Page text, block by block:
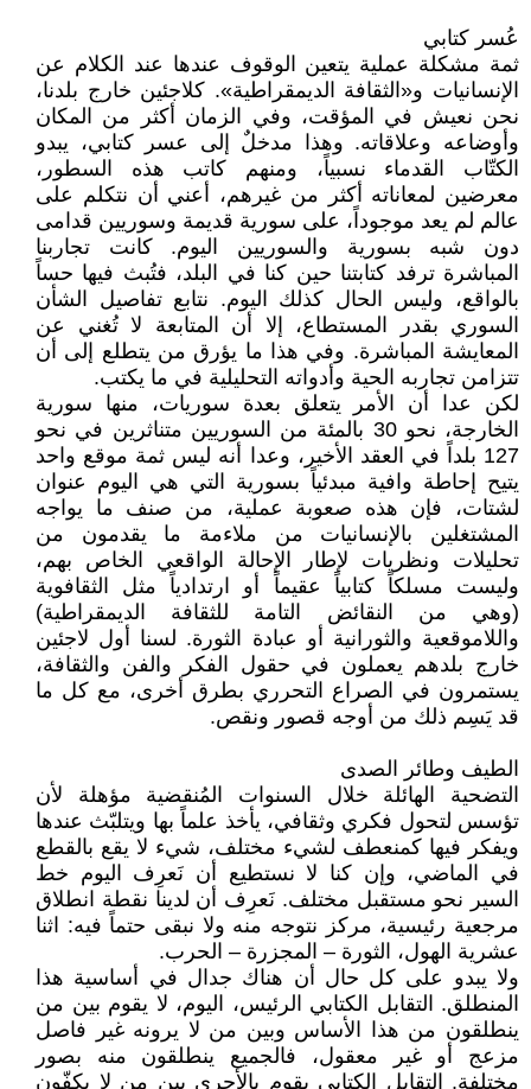
عُسر كتابي
ثمة مشكلة عملية يتعين الوقوف عندها عند الكلام عن
الإنسانيات و«الثقافة الديمقراطية». كلاجئين خارج بلدنا،
نحن نعيش في المؤقت، وفي الزمان أكثر من المكان
وأوضاعه وعلاقاته. وهذا مدخلٌ إلى عسر كتابي، يبدو
الكتّاب القدماء نسبياً، ومنهم كاتب هذه السطور،
معرضين لمعاناته أكثر من غيرهم، أعني أن نتكلم على
عالم لم يعد موجوداً، على سورية قديمة وسوريين قدامى
دون شبه بسورية والسوريين اليوم. كانت تجاربنا
المباشرة ترفد كتابتنا حين كنا في البلد، فتُبث فيها حساً
بالواقع، وليس الحال كذلك اليوم. نتابع تفاصيل الشأن
السوري بقدر المستطاع، إلا أن المتابعة لا تُغني عن
المعايشة المباشرة. وفي هذا ما يؤرق من يتطلع إلى أن
تتزامن تجاربه الحية وأدواته التحليلية في ما يكتب.
لكن عدا أن الأمر يتعلق بعدة سوريات، منها سورية
الخارجة، نحو 30 بالمئة من السوريين متناثرين في نحو
127 بلداً في العقد الأخير، وعدا أنه ليس ثمة موقع واحد
يتيح إحاطة وافية مبدئياً بسورية التي هي اليوم عنوان
لشتات، فإن هذه صعوبة عملية، من صنف ما يواجه
المشتغلين بالإنسانيات من ملاءمة ما يقدمون من
تحليلات ونظريات لإطار الإحالة الواقعي الخاص بهم،
وليست مسلكاً كتابياً عقيماً أو ارتدادياً مثل الثقافوية
(وهي من النقائض التامة للثقافة الديمقراطية)
واللاموقعية والثورانية أو عبادة الثورة. لسنا أول لاجئين
خارج بلدهم يعملون في حقول الفكر والفن والثقافة،
يستمرون في الصراع التحرري بطرق أخرى، مع كل ما
قد يَسِم ذلك من أوجه قصور ونقص.
الطيف وطائر الصدى
التضحية الهائلة خلال السنوات المُنقضية مؤهلة لأن
تؤسس لتحول فكري وثقافي، يأخذ علماً بها ويتلبّث عندها
ويفكر فيها كمنعطف لشيء مختلف، شيء لا يقع بالقطع
في الماضي، وإن كنا لا نستطيع أن نَعرِف اليوم خط
السير نحو مستقبل مختلف. نَعرِف أن لدينا نقطة انطلاق
مرجعية رئيسية، مركز نتوجه منه ولا نبقى حتماً فيه: اثنا
عشرية الهول، الثورة – المجزرة – الحرب.
ولا يبدو على كل حال أن هناك جدال في أساسية هذا
المنطلق. التقابل الكتابي الرئيس، اليوم، لا يقوم بين من
ينطلقون من هذا الأساس وبين من لا يرونه غير فاصل
مزعج أو غير معقول، فالجميع ينطلقون منه بصور
مختلفة. التقابل الكتابي يقوم بالأحرى بين من لا يكفّون